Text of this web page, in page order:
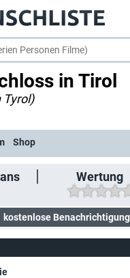
in Tirol
Tyrol)
Shop
Wertung